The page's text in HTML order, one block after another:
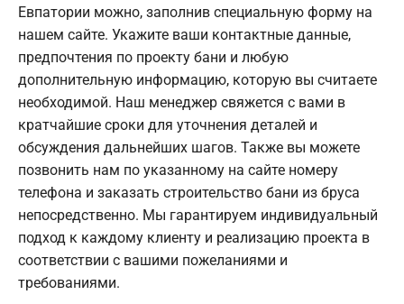
Евпатории можно, заполнив специальную форму на
нашем сайте. Укажите ваши контактные данные,
предпочтения по проекту бани и любую
дополнительную информацию, которую вы считаете
необходимой. Наш менеджер свяжется с вами в
кратчайшие сроки для уточнения деталей и
обсуждения дальнейших шагов. Также вы можете
позвонить нам по указанному на сайте номеру
телефона и заказать строительство бани из бруса
непосредственно. Мы гарантируем индивидуальный
подход к каждому клиенту и реализацию проекта в
соответствии с вашими пожеланиями и
требованиями.